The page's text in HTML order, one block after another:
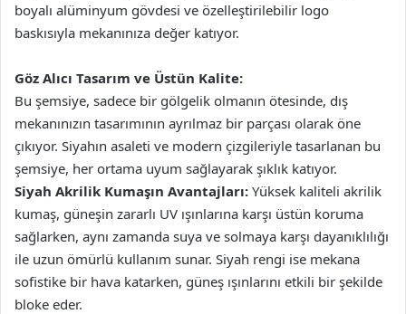
boyalı alüminyum gövdesi ve özelleştirilebilir logo
baskısıyla mekanınıza değer katıyor.
Göz Alıcı Tasarım ve Üstün Kalite:
Bu şemsiye, sadece bir gölgelik olmanın ötesinde, dış
mekanınızın tasarımının ayrılmaz bir parçası olarak öne
çıkıyor. Siyahın asaleti ve modern çizgileriyle tasarlanan bu
şemsiye, her ortama uyum sağlayarak şıklık katıyor.
Siyah Akrilik Kumaşın Avantajları: Yüksek kaliteli akrilik
kumaş, güneşin zararlı UV ışınlarına karşı üstün koruma
sağlarken, aynı zamanda suya ve solmaya karşı dayanıklılığı
ile uzun ömürlü kullanım sunar. Siyah rengi ise mekana
sofistike bir hava katarken, güneş ışınlarını etkili bir şekilde
bloke eder.